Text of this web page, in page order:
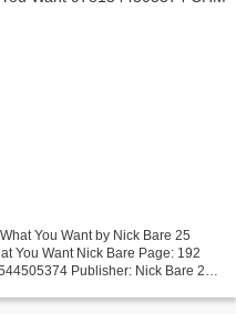
You Want by Nick Bare 25
You Want Nick Bare Page: 192
Publisher: Nick Bare 25